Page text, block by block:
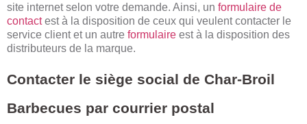
site internet selon votre demande. Ainsi, un formulaire de
contactest à la disposition de ceux qui veulent contacter le
service client et un autre formulaire est à la disposition des
distributeurs de la marque.
Contacter le siège social de Char-Broil
Barbecues par courrier postal